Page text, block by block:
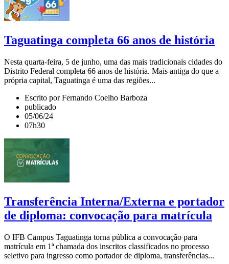
Taguatinga completa 66 anos de história
Nesta quarta-feira, 5 de junho, uma das mais tradicionais cidades do
Distrito Federal completa 66 anos de história. Mais antiga do que a
própria capital, Taguatinga é uma das regiões...
Escrito por Fernando Coelho Barboza
publicado
05/06/24
07h30
Transferência Interna/Externa e portador
de diploma: convocação para matrícula
O IFB Campus Taguatinga torna pública a convocação para
matrícula em 1ª chamada dos inscritos classificados no processo
seletivo para ingresso como portador de diploma, transferências...